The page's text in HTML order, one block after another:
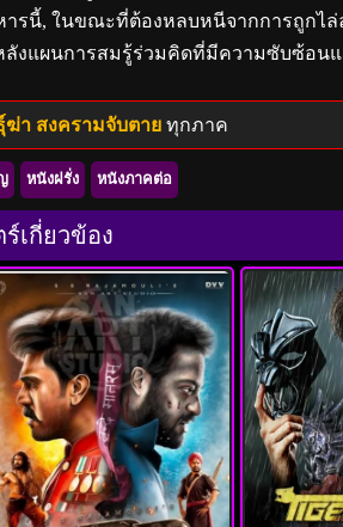
รนี้, ในขณะที่ต้องหลบหนีจากการถูกไ
ลังแผนการสมรู้ร่วมคิดที่มีความซับซ้อน
ฆ่า สงครามจับตาย ทุกภาค
หนังฝรั่ง หนังภาคต่อ
เกี่ยวข้อง